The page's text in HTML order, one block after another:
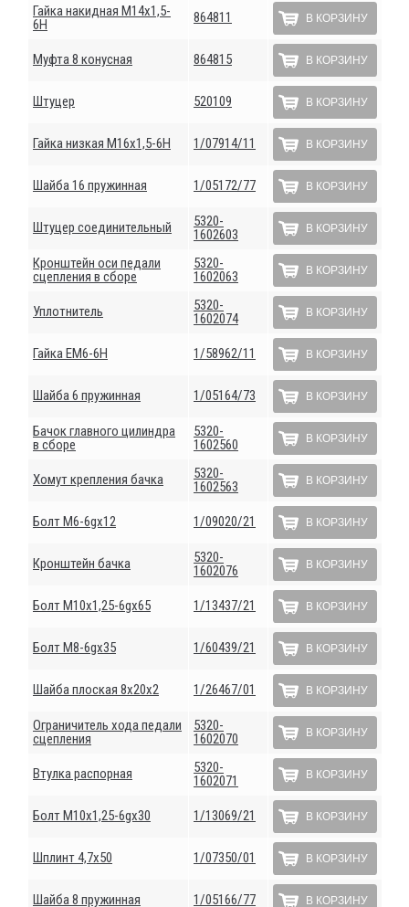
Гайка накидная М14х1,5-
6Н
864811 В КОРЗИНУ
Муфта 8 конусная 864815 В КОРЗИНУ
Штуцер 520109 В КОРЗИНУ
Гайка низкая М16х1,5-6Н 1/07914/11 В КОРЗИНУ
Шайба 16 пружинная 1/05172/77 В КОРЗИНУ
Штуцер соединительный
5320-
1602603
В КОРЗИНУ
Кронштейн оси педали
сцепления в сборе
5320-
1602063
В КОРЗИНУ
Уплотнитель
5320-
1602074
В КОРЗИНУ
Гайка ЕМ6-6Н 1/58962/11 В КОРЗИНУ
Шайба 6 пружинная 1/05164/73 В КОРЗИНУ
Бачок главного цилиндра
в сборе
5320-
1602560
В КОРЗИНУ
Хомут крепления бачка
5320-
1602563
В КОРЗИНУ
Болт М6-6gх12 1/09020/21 В КОРЗИНУ
Кронштейн бачка
5320-
1602076
В КОРЗИНУ
Болт М10х1,25-6gх65 1/13437/21 В КОРЗИНУ
Болт М8-6gх35 1/60439/21 В КОРЗИНУ
Шайба плоская 8х20х2 1/26467/01 В КОРЗИНУ
Ограничитель хода педали
сцепления
5320-
1602070
В КОРЗИНУ
Втулка распорная
5320-
1602071
В КОРЗИНУ
Болт М10х1,25-6gх30 1/13069/21 В КОРЗИНУ
Шплинт 4,7х50 1/07350/01 В КОРЗИНУ
Шайба 8 пружинная 1/05166/77 В КОРЗИНУ